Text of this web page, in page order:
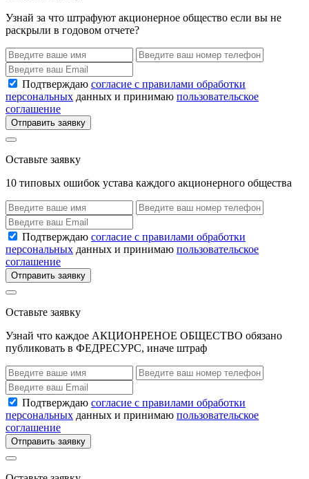
Узнай за что штрафуют акционерное общество если вы не
раскрыли в годовом отчете?
Подтверждаю согласие с правилами обработки
персональных данных и принимаю пользовательское
соглашение
Отправить заявку
Оставьте заявку
10 типовых ошибок устава каждого акционерного общества
Подтверждаю согласие с правилами обработки
персональных данных и принимаю пользовательское
соглашение
Отправить заявку
Оставьте заявку
Узнай что каждое АКЦИОНРЕНОЕ ОБЩЕСТВО обязано
публиковать в ФЕДРЕСУРС, иначе штраф
Подтверждаю согласие с правилами обработки
персональных данных и принимаю пользовательское
соглашение
Отправить заявку